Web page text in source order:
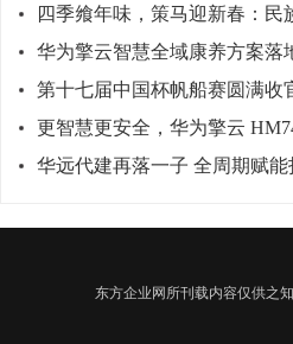
四季飨年味，策马迎新春：
华为擎云智慧全域康养方案落
第十七届中国杯帆船赛圆满收
更智慧更安全，华为擎云
华远代建再落一子 全周期赋
东方企业网所刊载内容仅供之